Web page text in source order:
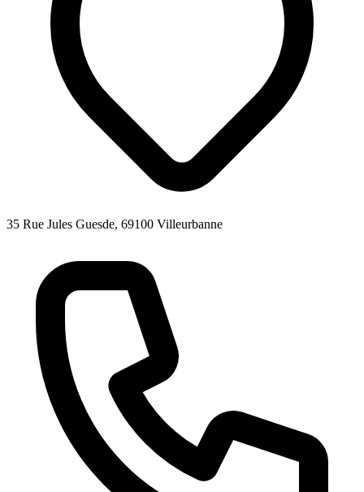
35 Rue Jules Guesde, 69100 Villeurbanne